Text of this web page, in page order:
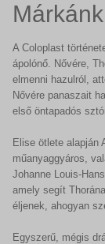
A Coloplast
ápolónő. Nővére,
elmenni hazulról,
Nővére panaszait
első öntapadós
Elise ötlete alapján
műanyaggyáros,
Johanne Louis-
amely segít
éljenek, ahogyan
Egyszerű, mégis